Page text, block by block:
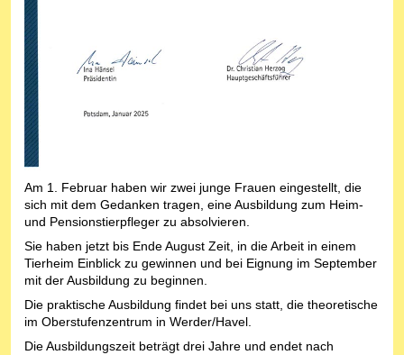
Am 1. Februar haben wir zwei junge Frauen eingestellt, die
sich mit dem Gedanken tragen, eine Ausbildung zum Heim-
und Pensionstierpfleger zu absolvieren.
Sie haben jetzt bis Ende August Zeit, in die Arbeit in einem
Tierheim Einblick zu gewinnen und bei Eignung im September
mit der Ausbildung zu beginnen.
Die praktische Ausbildung findet bei uns statt, die theoretische
im Oberstufenzentrum in Werder/Havel.
Die Ausbildungszeit beträgt drei Jahre und endet nach